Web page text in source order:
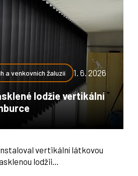
a venkovních žaluzií 1. 6. 2026
lodžie vertikální
vertikální látkovou
lodžii…